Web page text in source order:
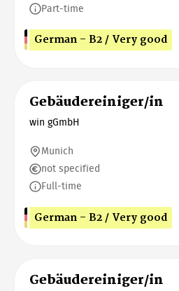
Part-time
German - B2 / Very good
Gebäudereiniger/in
win gGmbH
Munich
not specified
Full-time
German - B2 / Very good
Gebäudereiniger/in